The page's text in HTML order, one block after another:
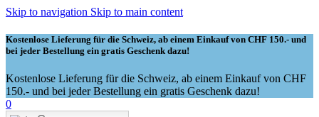
Skip to navigation Skip to main content
Kostenlose Lieferung für die Schweiz, ab einem Einkauf von CHF 150.- und
bei jeder Bestellung ein gratis Geschenk dazu!
Kostenlose Lieferung für die Schweiz, ab einem Einkauf von CHF
150.- und bei jeder Bestellung ein gratis Geschenk dazu!
0